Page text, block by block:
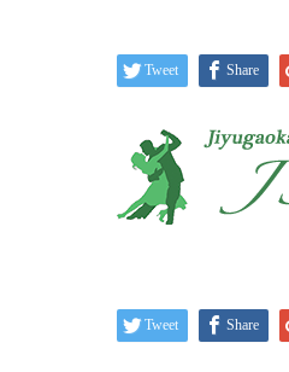
Tweet Share
Tweet Share